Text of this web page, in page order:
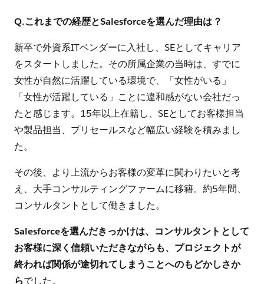
Q.これまでの経歴とSalesforceを選んだ理由は？
新卒で外資系ITベンダーに入社し、SEとしてキャリア
をスタートしました。その所属企業の当時は、すでに
女性が自然に活躍している環境で、「女性がいる」
「女性が活躍している」ことに違和感がない会社だっ
たと感じます。15年以上在籍し、SEとしてお客様担当
や製品担当、プリセールスなど幅広い経験を積みまし
た。
その後、より上流からお客様の変革に関わりたいと考
え、大手コンサルティングファームに移籍。約5年間、
コンサルタントとして働きました。
Salesforceを選んだきっかけは、コンサルタントとして
お客様に深く信頼いただきながらも、プロジェクトが
終われば関係が途切れてしまうことへのもどかしさか
らでした。